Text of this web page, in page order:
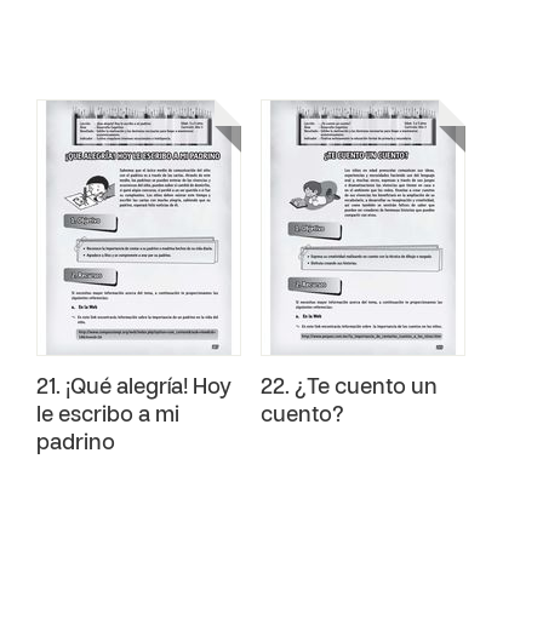
21. ¡Qué alegría! Hoy
le escribo a mi
padrino
22. ¿Te cuento un
cuento?